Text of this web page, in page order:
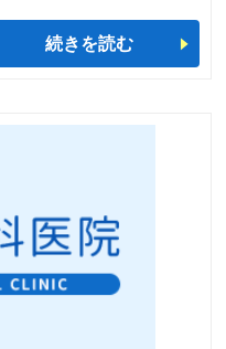
続きを読む